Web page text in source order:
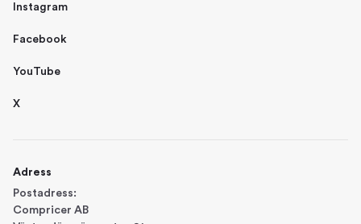
Instagram
Facebook
YouTube
X
Adress
Postadress:
Compricer AB